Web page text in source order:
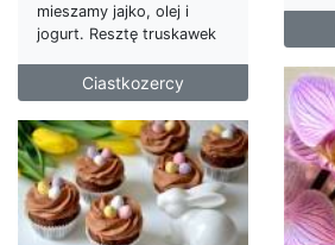
mieszamy jajko, olej i
jogurt. Resztę truskawek
Ciastkozercy